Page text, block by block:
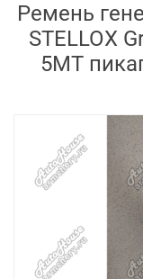
Ремень
STELLOX
5MT